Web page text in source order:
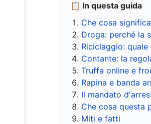
📋 In questa guida
Che cosa
Droga: perché la
Riciclaggio:
Contante: la
Truffa online e
Rapina e banda
Il mandato
Che cosa questa
Miti e fatti